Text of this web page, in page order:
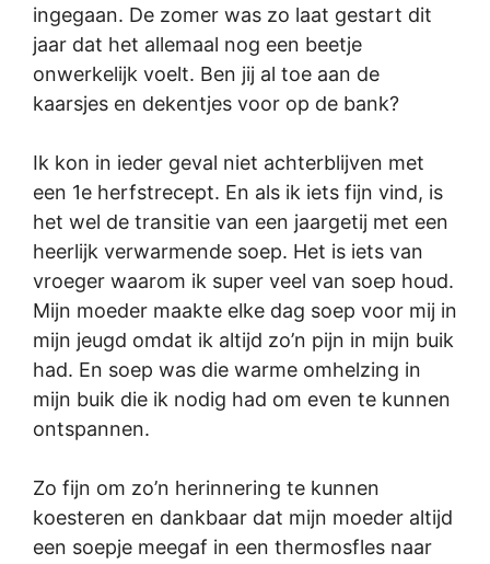
ingegaan. De zomer was zo laat gestart dit
jaar dat het allemaal nog een beetje
onwerkelijk voelt. Ben jij al toe aan de
kaarsjes en dekentjes voor op de bank?
Ik kon in ieder geval niet achterblijven met
een 1e herfstrecept. En als ik iets fijn vind, is
het wel de transitie van een jaargetij met een
heerlijk verwarmende soep. Het is iets van
vroeger waarom ik super veel van soep houd.
Mijn moeder maakte elke dag soep voor mij in
mijn jeugd omdat ik altijd zo’n pijn in mijn buik
had. En soep was die warme omhelzing in
mijn buik die ik nodig had om even te kunnen
ontspannen.
Zo fijn om zo’n herinnering te kunnen
koesteren en dankbaar dat mijn moeder altijd
een soepje meegaf in een thermosfles naar